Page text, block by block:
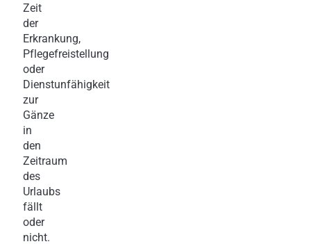
Zeit
der
Erkrankung,
Pflegefreistellung
oder
Dienstunfähigkeit
zur
Gänze
in
den
Zeitraum
des
Urlaubs
fällt
oder
nicht.